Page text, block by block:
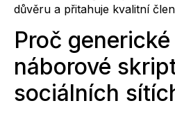
důvěru a přitahuje kvalitní
Proč
náborové
sociálních